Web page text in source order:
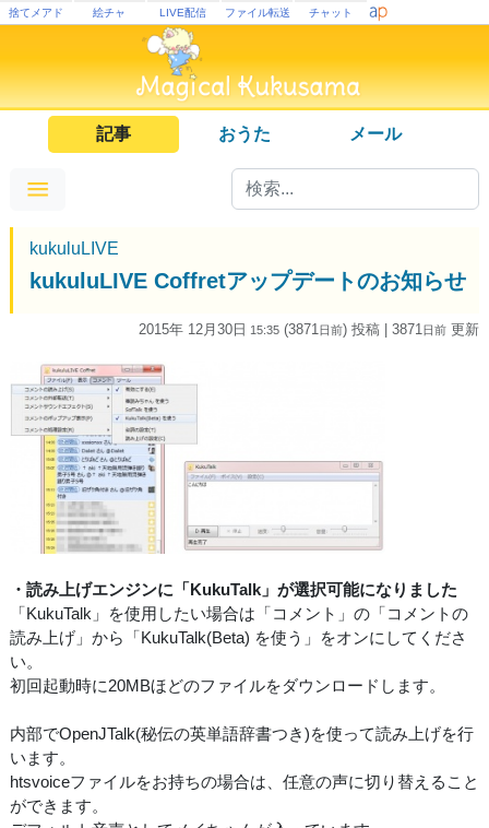
捨てメアド 絵チャ LIVE配信 ファイル転送 チャット
記事 おうた メール
kukuluLIVE
kukuluLIVE Coffretアップデートのお知らせ
2015年 12月30日 15:35 (3871 日前) 投稿 | 3871 日前 更新
・読み上げエンジンに「KukuTalk」が選択可能になりました
「KukuTalk」を使用したい場合は「コメント」の「コメントの
読み上げ」から「KukuTalk(Beta) を使う」をオンにしてくださ
い。
初回起動時に20MBほどのファイルをダウンロードします。
内部でOpenJTalk(秘伝の英単語辞書つき)を使って読み上げを行
います。
htsvoiceファイルをお持ちの場合は、任意の声に切り替えること
ができます。